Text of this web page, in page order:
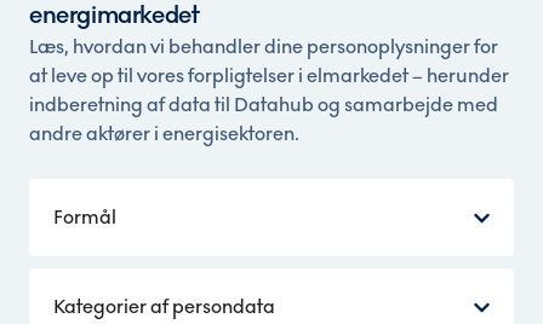
energimarkedet
Læs, hvordan vi behandler dine personoplysninger for
at leve op til vores forpligtelser i elmarkedet – herunder
indberetning af data til Datahub og samarbejde med
andre aktører i energisektoren.
Formål
Kategorier af persondata